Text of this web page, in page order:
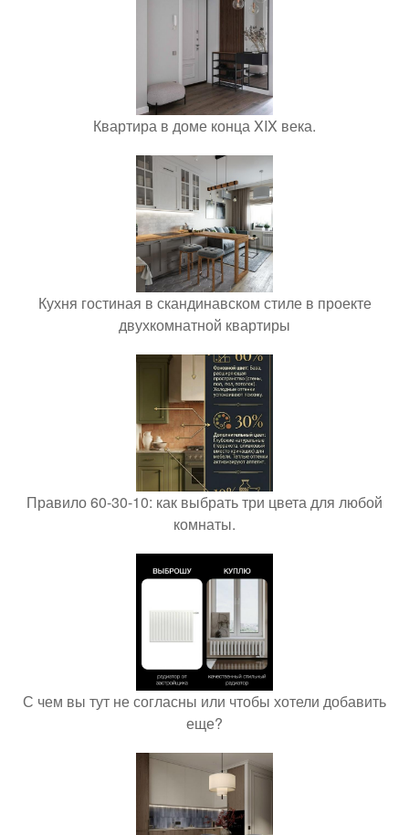
Квартира в доме конца XIX века.
Кухня гостиная в скандинавском стиле в проекте
двухкомнатной квартиры
Правило 60-30-10: как выбрать три цвета для любой
комнаты.
С чем вы тут не согласны или чтобы хотели добавить
еще?